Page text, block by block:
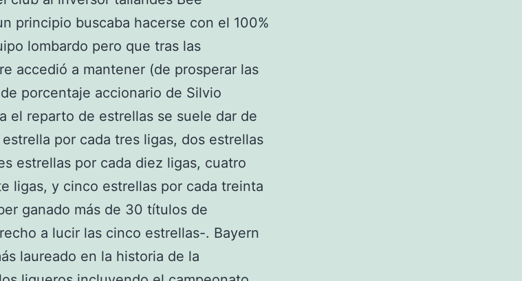
principio buscaba hacerse con el 100%
lombardo pero que tras las
accedió a mantener (de prosperar las
porcentaje accionario de Silvio
el reparto de estrellas se suele dar de
por cada tres ligas, dos estrellas
estrellas por cada diez ligas, cuatro
ligas, y cinco estrellas por cada treinta
ganado más de 30 títulos de
a lucir las cinco estrellas-. Bayern
laureado en la historia de la